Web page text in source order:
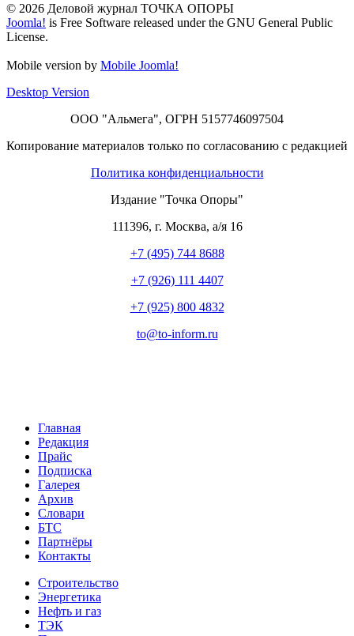
© 2026 Деловой журнал ТОЧКА ОПОРЫ
Joomla! is Free Software released under the GNU General Public
License.
Mobile version by Mobile Joomla!
Desktop Version
ООО "Альмега", ОГРН 5157746097504
Копирование материалов только по согласованию с редакцией
Политика конфиденциальности
Издание "Точка Опоры"
111396, г. Москва, а/я 16
+7 (495) 744 8688
+7 (926) 111 4407
+7 (925) 800 4832
to​@​to-inform.ru
Главная
Редакция
Прайс
Подписка
Галерея
Архив
Словари
БТС
Партнёры
Контакты
Строительство
Энергетика
Нефть и газ
ТЭК